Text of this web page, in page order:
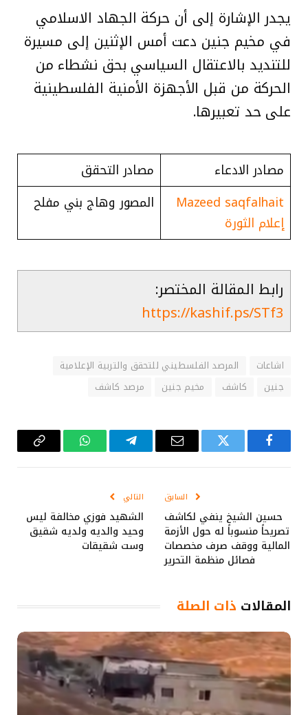
يجدر الإشارة إلى أن حركة الجهاد الاسلامي
في مخيم جنين دعت أمس الإثنين إلى مسيرة
للتنديد بالاعتقال السياسي بحق نشطاء من
الحركة من قبل الأجهزة الأمنية الفلسطينية
على حد تعبيرها.
مصادر الادعاء
مصادر التحقق
Mazeed saqfalhait
إعلام الثورة
المصور وهاج بني مفلح
رابط المقالة المختصر:
https://kashif.ps/STf3
اشاعات
المرصد الفلسطيني للتحقق والتربية الإعلامية
جنين
كاشف مخيم جنين مرصد كاشف
فيسبوك تويتر
البريد
تيلقرام واتساب Copy
السابق
حسين الشيخ ينفي لكاشف
تصريحاً منسوباً له حول الأزمة
المالية ووقف صرف مخصصات
فصائل منظمة التحرير
التالي
الشهيد فوزي مخالفة ليس
وحيد والديه ولديه شقيق
وست شقيقات
المقالات ذات الصلة